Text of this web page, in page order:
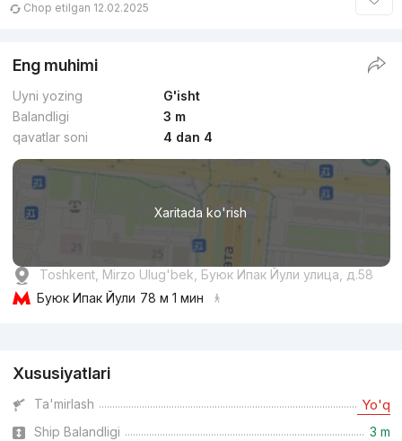
Chop etilgan 12.02.2025
Eng muhimi
Uyni yozing
G'isht
Balandligi
3 m
qavatlar soni
4 dan 4
Xaritada ko'rish
Toshkent, Mirzo Ulug'bek, Буюк Ипак Йули улица, д.58
Буюк Ипак Йули 78 м 1 мин
Xususiyatlari
Ta'mirlash Yo'q
Ship Balandligi 3 m